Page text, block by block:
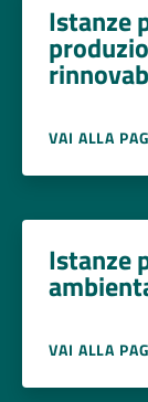
Istanze
VAI ALLA
Istanze
VAI ALLA